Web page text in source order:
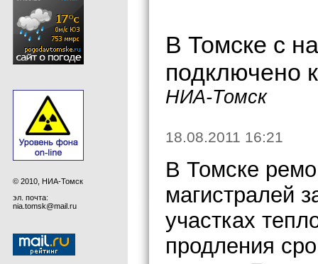
© 2010, НИА-Томск
эл. почта:
nia.tomsk@mail.ru
В Томске с
подключено
НИА-Томск
18.08.2011 16:21
В Томске
магистралей
участках
продления